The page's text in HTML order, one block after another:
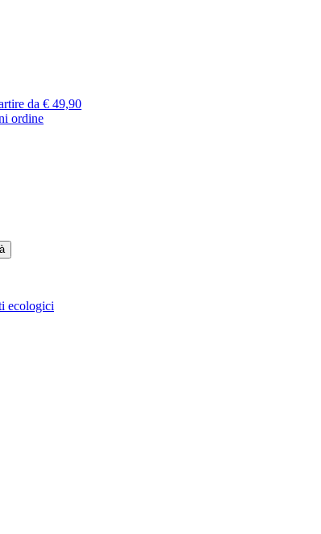
da € 49,90
ordine
ecologici